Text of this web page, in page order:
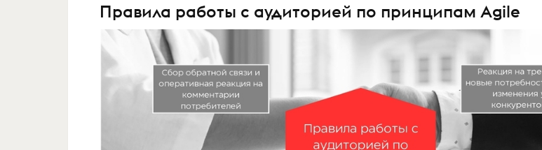
Правила работы с аудиторией по принципам Agile